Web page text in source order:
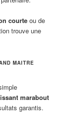
courte ou de
trouve une
MAITRE
marabout
garantis.